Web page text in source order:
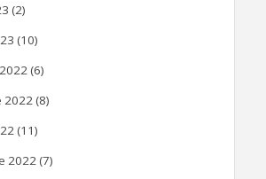
(2)
(10)
(6)
2022 (8)
(11)
2022 (7)